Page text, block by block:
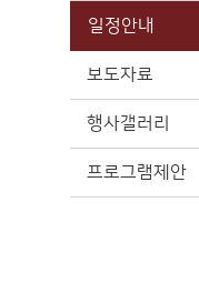
일정안내
보도자료
행사갤러리
프로그램제안